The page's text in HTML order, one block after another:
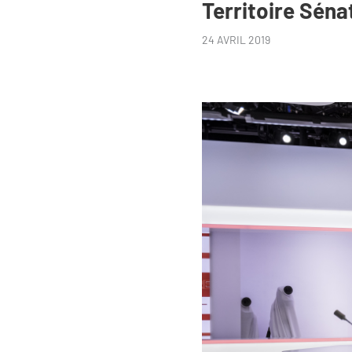
Territoire
24 AVRIL 2019